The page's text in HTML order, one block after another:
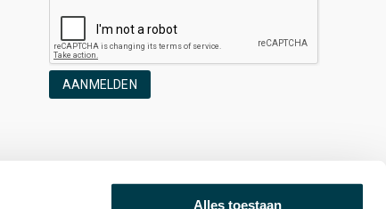
Alles toestaan
AANMELDEN